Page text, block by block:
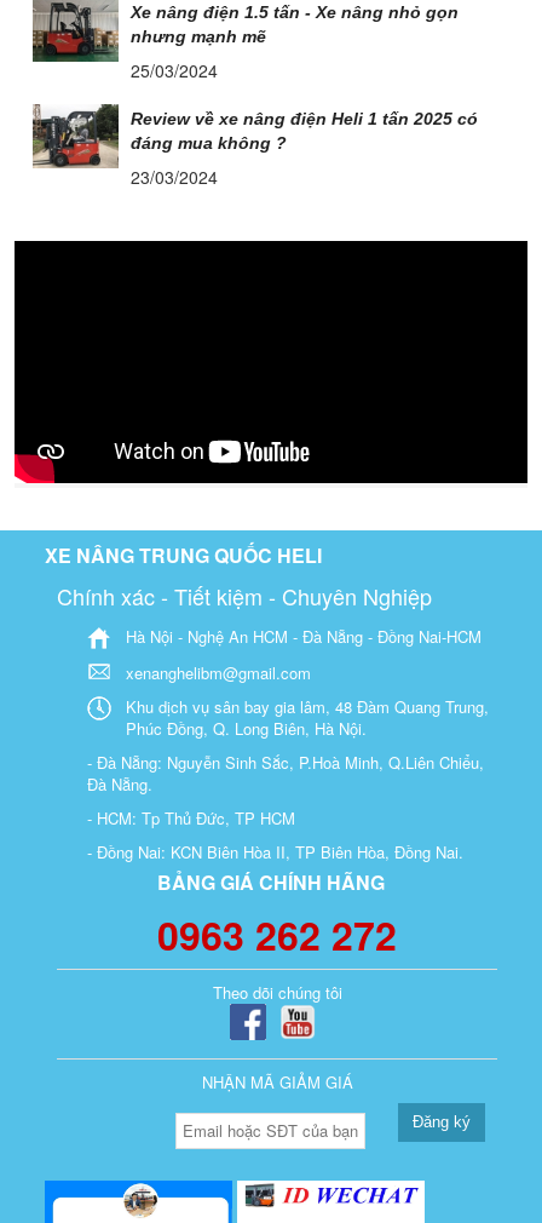
Xe nâng điện 1.5 tấn - Xe nâng nhỏ gọn
nhưng mạnh mẽ
25/03/2024
Review về xe nâng điện Heli 1 tấn 2025 có
đáng mua không ?
23/03/2024
XE NÂNG TRUNG QUỐC HELI
Chính xác - Tiết kiệm - Chuyên Nghiệp
Hà Nội - Nghệ An HCM - Đà Nẵng - Đồng Nai-HCM
xenanghelibm@gmail.com
Khu dịch vụ sân bay gia lâm, 48 Đàm Quang Trung,
Phúc Đồng, Q. Long Biên, Hà Nội.
- Đà Nẵng: Nguyễn Sinh Sắc, P.Hoà Minh, Q.Liên Chiểu,
Đà Nẵng.
- HCM: Tp Thủ Đức, TP HCM
- Đồng Nai: KCN Biên Hòa II, TP Biên Hòa, Đồng Nai.
BẢNG GIÁ CHÍNH HÃNG
0963 262 272
Theo dõi chúng tôi
NHẬN MÃ GIẢM GIÁ
Đăng ký